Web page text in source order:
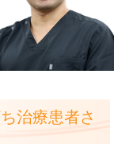
治療患者さ